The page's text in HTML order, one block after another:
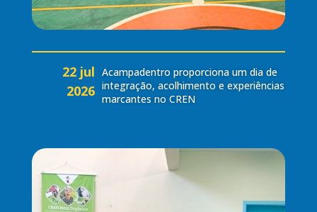
Acampadentro proporciona um dia de
integração, acolhimento e experiências
marcantes no CREN
22 jul
2026